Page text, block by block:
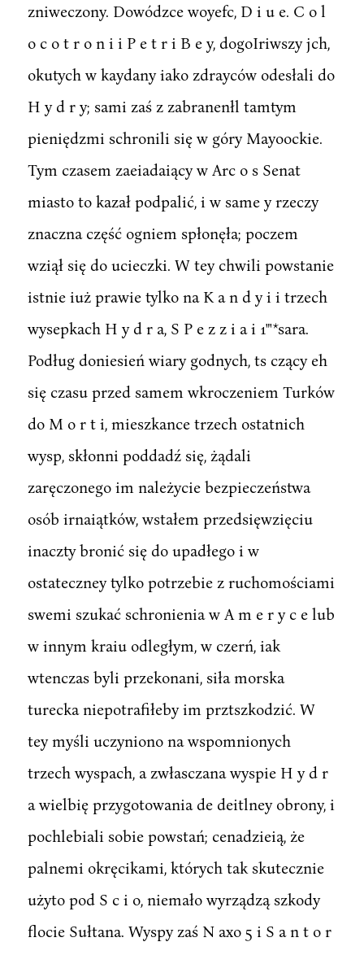
zniweczony. Dowódzce woyefc, D i u e. C o l
o c o t r o n i i P e t r i B e y, dogoIriwszy jch,
okutych w kaydany iako zdrayców odesłali do
H y d r y; sami zaś z zabranenłl tamtym
pieniędzmi schronili się w góry Mayoockie.
Tym czasem zaeiadaiący w Arc o s Senat
miasto to kazał podpalić, i w same y rzeczy
znaczna część ogniem spłonęła; poczem
wziął się do ucieczki. W tey chwili powstanie
istnie iuż prawie tylko na K a n d y i i trzech
wysepkach H y d r a, S P e z z i a i 1"'*sara.
Podług doniesień wiary godnych, ts czący eh
się czasu przed samem wkroczeniem Turków
do M o r t i, mieszkance trzech ostatnich
wysp, skłonni poddadź się, żądali
zaręczonego im należycie bezpieczeństwa
osób irnaiątków, wstałem przedsięwzięciu
inaczty bronić się do upadłego i w
ostateczney tylko potrzebie z ruchomościami
swemi szukać schronienia w A m e r y c e lub
w innym kraiu odległym, w czerń, iak
wtenczas byli przekonani, siła morska
turecka niepotrafiłeby im prztszkodzić. W
tey myśli uczyniono na wspomnionych
trzech wyspach, a zwłasczana wyspie H y d r
a wielbię przygotowania de deitlney obrony, i
pochlebiali sobie powstań; cenadzieią, że
palnemi okręcikami, których tak skutecznie
użyto pod S c i o, niemało wyrządzą szkody
flocie Sułtana. Wyspy zaś N axo 5 i S a n t o r